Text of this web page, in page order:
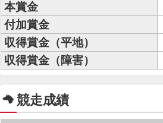
本賞金
付加賞金
収得賞金（平地）
収得賞金（障害）
競走成績